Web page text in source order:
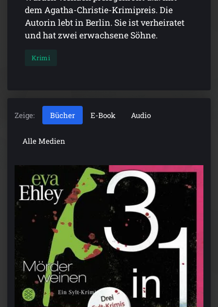
dem Agatha-Christie-Krimipreis. Die
Autorin lebt in Berlin. Sie ist verheiratet
und hat zwei erwachsene Söhne.
Krimi
Zeige: Bücher E-Book Audio
Alle Medien